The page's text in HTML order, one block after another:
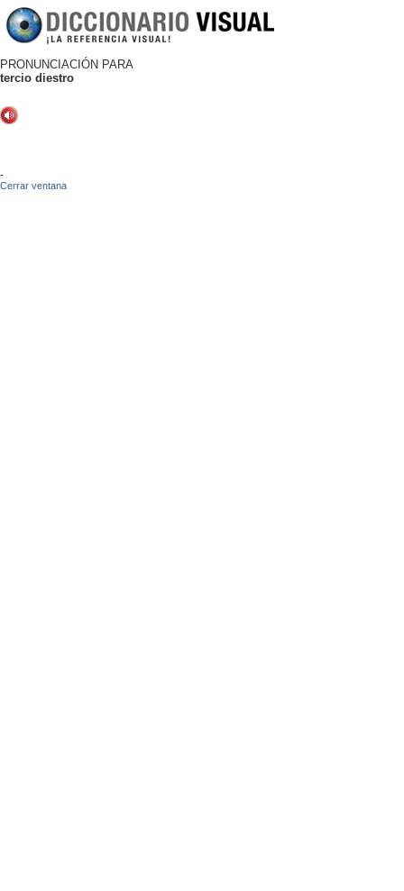
PRONUNCIACIÓN PARA
tercio diestro
-
Cerrar ventana